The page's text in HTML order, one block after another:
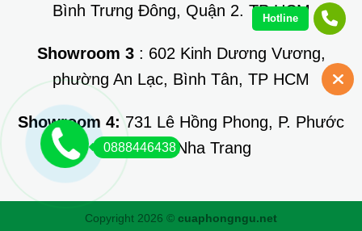
Bình Trưng Đông, Quận 2. TP HCM
Showroom 3: 602 Kinh Dương Vương,
phường An Lạc, Bình Tân, TP HCM
Showroom 4:731 Lê Hồng Phong, P. Phước
Long, TP Nha Trang
Copyright 2026 © cuaphongngu.net
0888446438
Hotline